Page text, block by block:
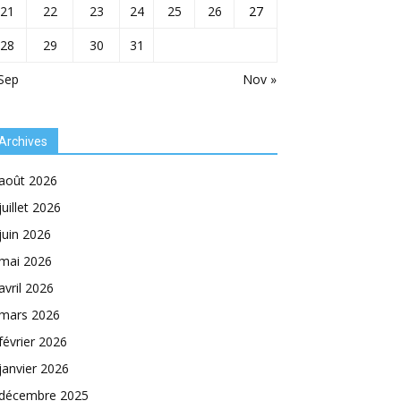
Nov »
21 22 23 24 25 26
27
28
29 30 31
2026
2026
2026
2026
2026
2026
2026
2026
2025